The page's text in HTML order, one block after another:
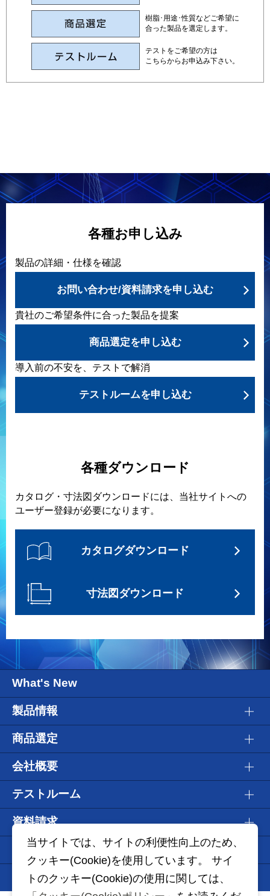
樹脂･用途･性質などご希望に
合った製品を選定します。
テストをご希望の方は
こちらからお申込み下さい。
各種お申し込み
製品の詳細・仕様を確認
お問い合わせ/資料請求を申し込む
貴社のご希望条件に合った製品を提案
商品選定を申し込む
導入前の不安を、テストで解消
テストルームを申し込む
各種ダウンロード
カタログ・寸法図ダウンロードには、当社サイトへの
ユーザー登録が必要になります。
カタログダウンロード
寸法図ダウンロード
What's New
製品情報
商品選定
会社概要
テストルーム
資料請求
WEBショールーム
Information
当サイトでは、サイトの利便性向上のため、
クッキー(Cookie)を使用しています。 サイ
トのクッキー(Cookie)の使用に関しては、